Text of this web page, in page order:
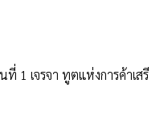
1 เจรจา ทูตแห่งการค้าเสรี